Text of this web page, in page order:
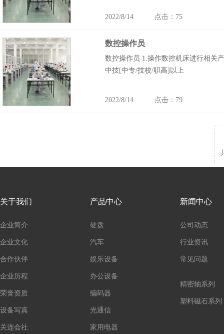
2022/8/14 点击：75
数控操作员
数控操作员 1.操作数控机床进行相关
中技[中专/技校/职高]以上
2022/8/14 点击：79
关于我们
企业简介
企业文化
合作伙伴
企业历程
荣誉资质
设备写真
关连会社
产品中心
硬盘
汽车
娱乐设备
办公设备
编码器
光通信
家用电器
新闻中心
公司动态
行业资讯
常见问题
精密轴系列
塑料磁石系列